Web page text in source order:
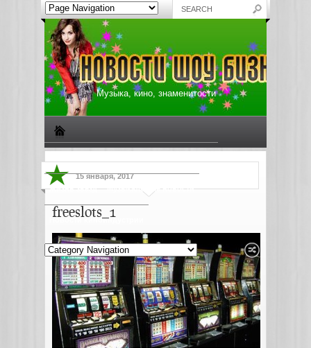
Музыка, кино, знаменитости
Жизнь звезд Музыкальные новости
Новости киноиндустрии
15 января, 2017
freeslots_1